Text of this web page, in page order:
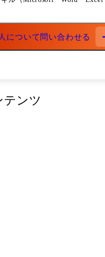
について問い合わせる
テンツ